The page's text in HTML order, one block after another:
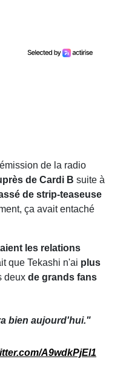
de la radio
de Cardi B suite à
de strip-teaseuse
ça avait entaché
les relations
que Tekashi n'ai plus
deux de grands fans
bien aujourd'hui."
A9wdkPjEl1